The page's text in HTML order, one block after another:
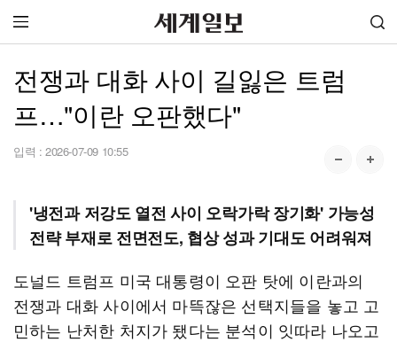
전쟁과 대화 사이 길잃은 트럼
프…"이란 오판했다"
입력 : 2026-07-09 10:55
'냉전과 저강도 열전 사이 오락가락 장기화' 가능성
전략 부재로 전면전도, 협상 성과 기대도 어려워져
도널드 트럼프 미국 대통령이 오판 탓에 이란과의
전쟁과 대화 사이에서 마뜩잖은 선택지들을 놓고 고
민하는 난처한 처지가 됐다는 분석이 잇따라 나오고